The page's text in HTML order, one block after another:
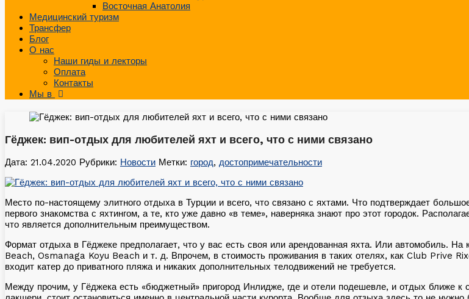
Восточная Анатолия
Медицинский туризм
Трансфер
Блог
О нас
Наши гиды и лекторы
Оплата
Контакты
Мы в
Гёджек: вип-отдых для любителей яхт и всего, что с ними связано
Дата: 21.04.2020 Рубрики: Новости Метки: город, достопримечательности
Место по-настоящему элитного отдыха в Турции и всего, что связано с яхтами. Что подтверждает
первого знакомства с яхтингом, а те, кто уже давно «в теме», наверняка знают про этот городок.
что является дополнительным преимуществом.
Формат отдыха в Гёджеке предполагает, что у вас есть своя или арендованная яхта. Или автомобиль.
Beach, Osmanaga Koyu Beach и т. д. Впрочем, в стоимость проживания в таких отелях, как Club Prive
входит катер до приватного пляжа и никаких дополнительных телодвижений не требуется.
Между прочим, у Гёджека есть «бюджетный» пригород Инлидже, где и отели подешевле, и отдых ближе к